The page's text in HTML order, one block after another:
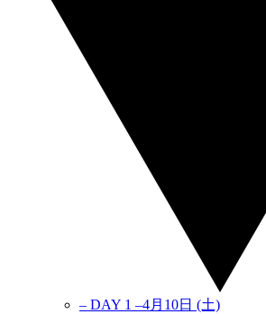
– DAY 1 –4月10日 (土)